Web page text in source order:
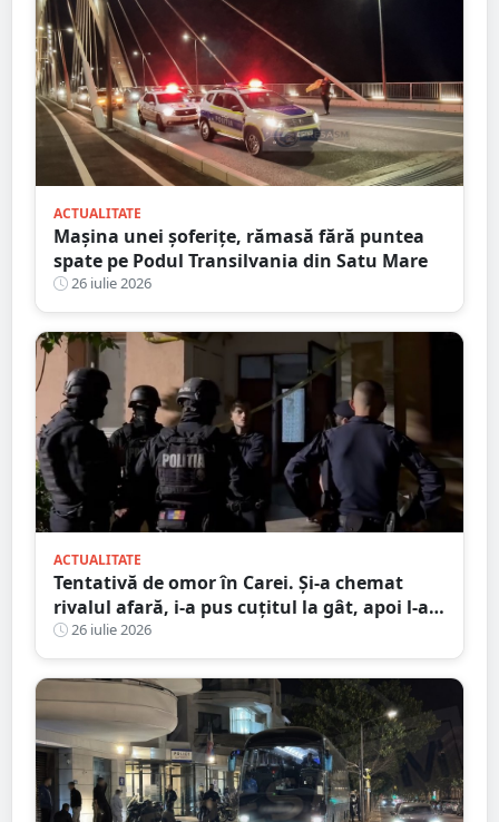
ACTUALITATE
Mașina unei șoferițe, rămasă fără puntea
spate pe Podul Transilvania din Satu Mare
26 iulie 2026
ACTUALITATE
Tentativă de omor în Carei. Și-a chemat
rivalul afară, i-a pus cuțitul la gât, apoi l-a
înjunghiat în abdomen
26 iulie 2026